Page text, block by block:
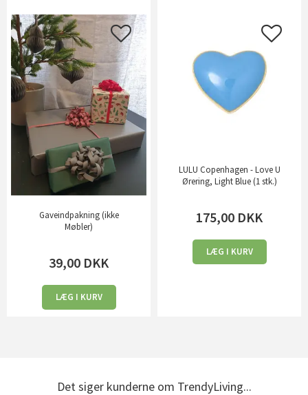
Gaveindpakning (ikke
Møbler)
39,00 DKK
LÆG I KURV
LULU Copenhagen - Love U
Ørering, Light Blue (1 stk.)
175,00 DKK
LÆG I KURV
Det siger kunderne om TrendyLiving...